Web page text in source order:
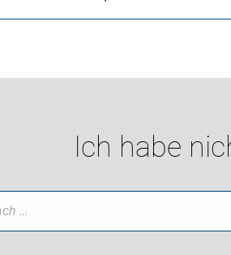
Ich habe